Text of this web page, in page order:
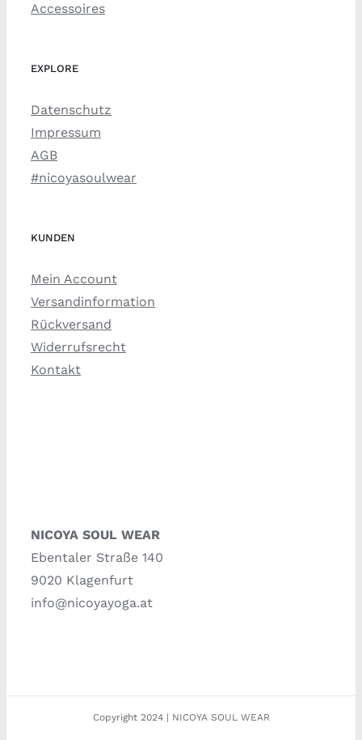
Accessoires
EXPLORE
Datenschutz
Impressum
AGB
#nicoyasoulwear
KUNDEN
Mein Account
Versandinformation
Rückversand
Widerrufsrecht
Kontakt
NICOYA SOUL WEAR
Ebentaler Straße 140
9020 Klagenfurt
info@nicoyayoga.at
Copyright 2024 | NICOYA SOUL WEAR